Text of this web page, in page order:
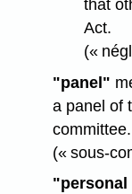
that
Act.
(«
"panel"
a panel of
committee.
(« sous-
"personal